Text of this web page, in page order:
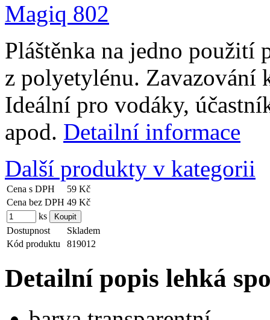
Pláštěnka na jedno použití
z polyetylénu. Zavazování
Ideální pro vodáky,
apod. Detailní informace
Další produkty v kategorii
Cena s DPH
59 Kč
Cena bez DPH 49 Kč
ks
Dostupnost
Skladem
Kód produktu
819012
Detailní popis lehká